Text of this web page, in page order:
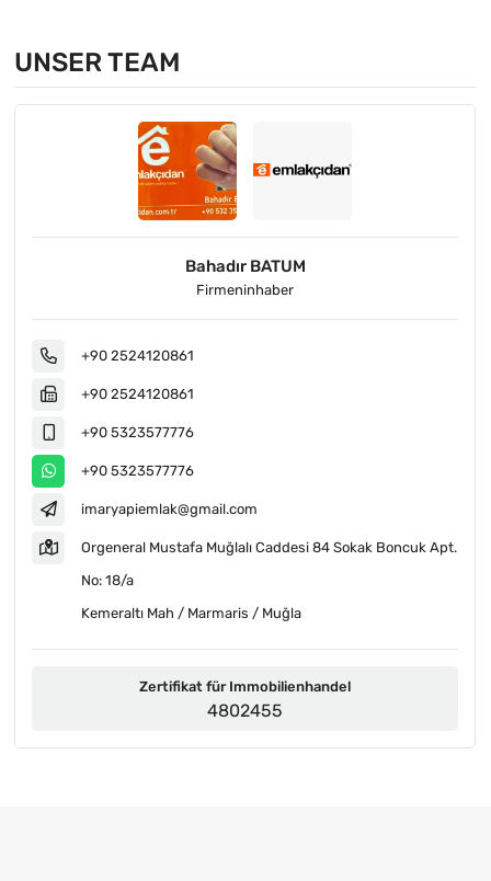
UNSER TEAM
Bahadır BATUM
Firmeninhaber
+90 2524120861
+90 2524120861
+90 5323577776
+90 5323577776
imaryapiemlak@gmail.com
Orgeneral Mustafa Muğlalı Caddesi 84 Sokak Boncuk Apt.
No: 18/a
Kemeraltı Mah / Marmaris / Muğla
Zertifikat für Immobilienhandel
4802455